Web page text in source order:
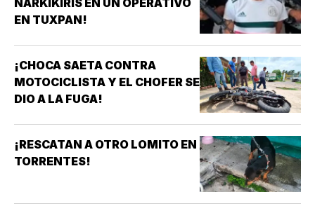
EN TUXPAN!
¡CHOCA SAETA CONTRA
MOTOCICLISTA Y EL CHOFER SE
DIO A LA FUGA!
¡RESCATAN A OTRO LOMITO EN
TORRENTES!